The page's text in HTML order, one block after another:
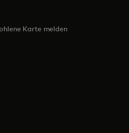
Karte melden
Registerkarte geöffnet